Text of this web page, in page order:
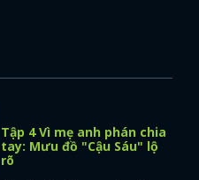
Tập 4 Vì mẹ anh phán chia
tay: Mưu đồ "Cậu Sáu" lộ
rõ